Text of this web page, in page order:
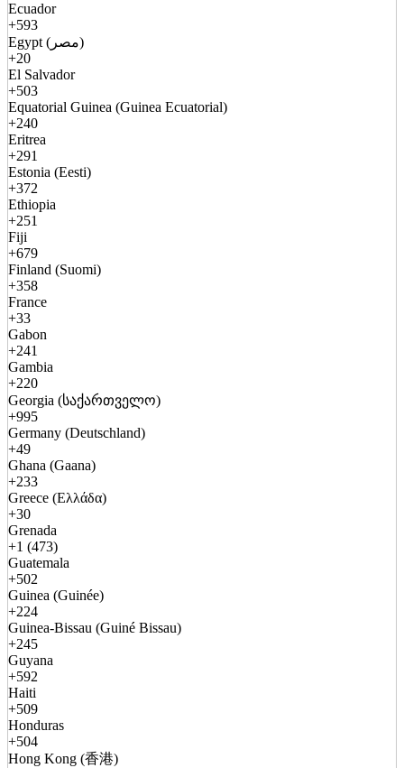
Ecuador
+593
Egypt (مصر)
+20
El Salvador
+503
Equatorial Guinea (Guinea Ecuatorial)
+240
Eritrea
+291
Estonia (Eesti)
+372
Ethiopia
+251
Fiji
+679
Finland (Suomi)
+358
France
+33
Gabon
+241
Gambia
+220
Georgia (საქართველო)
+995
Germany (Deutschland)
+49
Ghana (Gaana)
+233
Greece (Ελλάδα)
+30
Grenada
+1 (473)
Guatemala
+502
Guinea (Guinée)
+224
Guinea-Bissau (Guiné Bissau)
+245
Guyana
+592
Haiti
+509
Honduras
+504
Hong Kong (香港)